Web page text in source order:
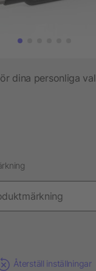
dina personliga val
Återställ inställningar